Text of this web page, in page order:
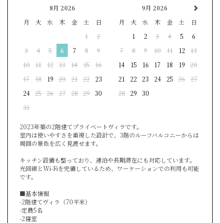
8月 2026
月
火 水 木 金 土
日
1
2
3
4 5 6 7 8
9
10
11 12 13 14 15
16
17
18 19 20 21 22
23
24
25 26 27 28 29
30
31
9月 2026
月
火 水 木 金 土
日
1
2 3 4 5
6
7
8 9 10 11 12
13
14
15 16 17 18 19
20
21
22 23 24 25 26
27
28
29 30
2023年築の2階建てプライベートヴィラです。
室内は使いやすさを重視した設計で、3階のルーフバルコニーからは
周囲の景色を広く見渡せます。
キッチン設備も整っており、連泊や長期滞在にも対応しています。
光回線とWi-Fiを完備しているため、ワーケーションでの利用も可能
です。
■基本情報
-2階建てヴィラ（70平米）
-定員5名
-2寝室